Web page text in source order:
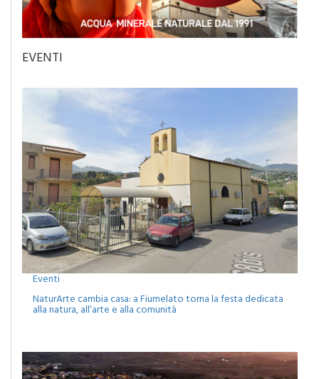
Eventi
NaturArte cambia casa: a Fiumelato torna la festa dedicata